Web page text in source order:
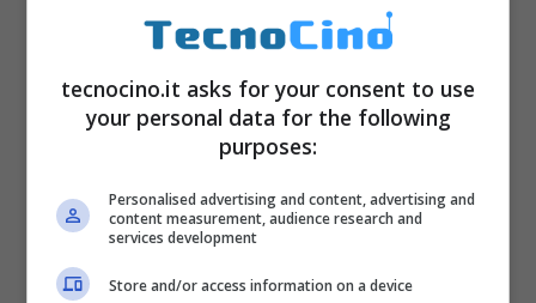
tecnocino.it asks for your consent to use
your personal data for the following
purposes:
Personalised advertising and content, advertising and
content measurement, audience research and
services development
Store and/or access information on a device